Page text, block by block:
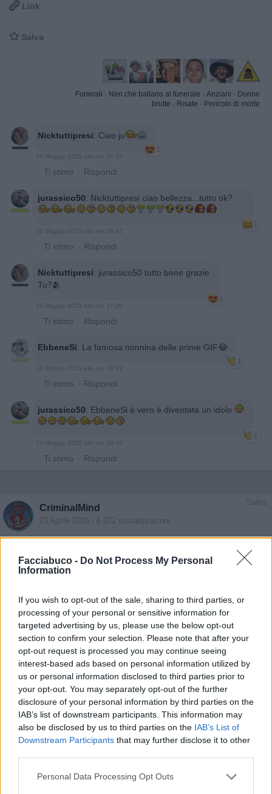
Facciabuco - Do Not Process My Personal
Information
If you wish to opt-out of the sale, sharing to third parties, or
processing of your personal or sensitive information for
targeted advertising by us, please use the below opt-out
section to confirm your selection. Please note that after your
opt-out request is processed you may continue seeing
interest-based ads based on personal information utilized by
us or personal information disclosed to third parties prior to
your opt-out. You may separately opt-out of the further
disclosure of your personal information by third parties on the
IAB’s list of downstream participants. This information may
also be disclosed by us to third parties on the IAB’s List of
Downstream Participants that may further disclose it to other
Personal Data Processing Opt Outs
 Link
 Salva
Funerali · Neri che ballano al funerale · Anziani · Donne
brutte · Risate · Pericolo di morte
Nicktuttipresi: Ciao ju 🤗
1
15 Maggio 2025 alle ore 16:38
· Ti stimo · Rispondi
jurassico50: Nicktuttipresi ciao bellezza...tutto ok?
1
15 Maggio 2025 alle ore 16:42
· Ti stimo · Rispondi
Nicktuttipresi: jurassico50 tutto bene grazie
Tu?🫂
1
15 Maggio 2025 alle ore 17:20
· Ti stimo · Rispondi
EbbeneSi: La famosa nonnina delle prime GIF😂
1
15 Maggio 2025 alle ore 18:31
· Ti stimo · Rispondi
jurassico50: EbbeneSi è vero è diventata un idolo
1
15 Maggio 2025 alle ore 18:36
· Ti stimo · Rispondi
Satira
CriminalMind
23 Aprile 2025 - 6.072 visualizzazioni
Animazione Peso Moderato (0.60 Mb)
Stime: 6
Ti stimo fratello